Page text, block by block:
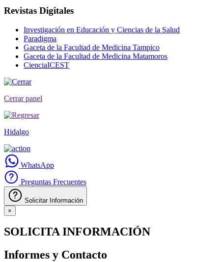
Revistas Digitales
Investigación en Educación y Ciencias de la Salud
Paradigma
Gaceta de la Facultad de Medicina Tampico
Gaceta de la Facultad de Medicina Matamoros
CienciaICEST
Cerrar panel
Hidalgo
WhatsApp
Preguntas Frecuentes
Solicitar Información
×
SOLICITA INFORMACIÓN
Informes y Contacto